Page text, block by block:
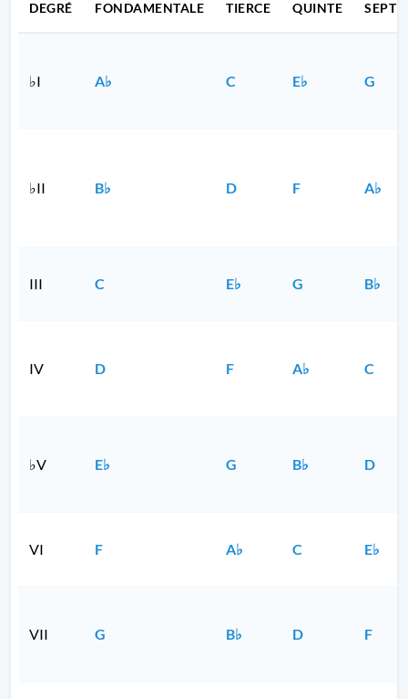
DEGRÉ FONDAMENTALE TIERCE QUINTE
♭I A♭ C E♭ G
♭II B♭ D F A♭
III C E♭ G B♭
IV D F A♭ C
♭V E♭ G B♭ D
VI F A♭ C E♭
VII G B♭ D F